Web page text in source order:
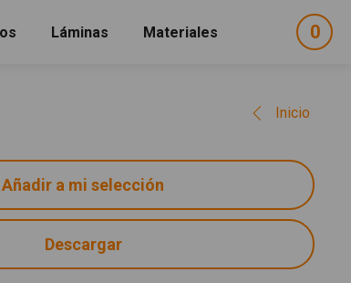
Láminas Materiales 0
Inicio
Descargar